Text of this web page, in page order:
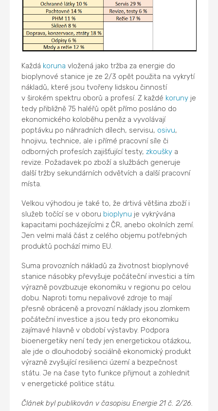
Každá koruna vložená jako tržba za energie do
bioplynové stanice je ze 2/3 opět použita na vykrytí
nákladů, které jsou tvořeny lidskou činností
v širokém spektru oborů a profesí. Z každé koruny je
tedy přibližně 75 haléřů opět přímo posláno do
ekonomického koloběhu peněz a vyvolávají
poptávku po náhradních dílech, servisu, osivu,
hnojivu, technice, ale i přímé pracovní síle či
odborných profesích zajišťující testy,zkoušky a
revize. Požadavek po zboží a službách generuje
další tržby sekundárních odvětvích a další pracovní
místa.
Velkou výhodou je také to, že drtivá většina zboží i
služeb točící se v oboru bioplynu je vykrývána
kapacitami pocházejícími z ČR, anebo okolních zemí.
Jen velmi malá část z celého objemu potřebných
produktů pochází mimo EU.
Suma provozních nákladů za životnost bioplynové
stanice násobky převyšuje počáteční investici a tím
výrazně povzbuzuje ekonomiku v regionu po celou
dobu. Naproti tomu nepalivové zdroje to mají
přesně obráceně a provozní náklady jsou zlomkem
počáteční investice a jsou tedy pro ekonomiku
zajímavé hlavně v období výstavby. Podpora
bioenergetiky není tedy jen energetickou otázkou,
ale jde o dlouhodobý sociálně ekonomický produkt
výrazně zvyšující resilienci území a bezpečnost
státu. Je na čase tyto funkce přijmout a zohlednit
v energetické politice státu.
Článek byl publikován v časopisu Energie 21 č. 2/26.